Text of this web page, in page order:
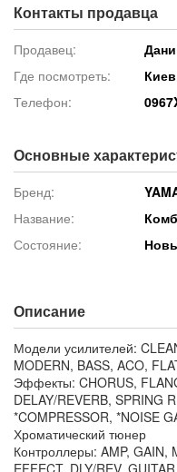
Контакты продавца
Продавец:
Где посмотреть:
Киев
Телефон:
096
Основные
Бренд:
Название:
Состояние:
Описание
Модели усилителей:
MODERN, BASS, ACO,
Эффекты: CHORUS,
DELAY/REVERB, SPRING
*COMPRESSOR, *NOISE
Хроматический тюнер
Контроллеры: AMP, GAIN,
EFFECT, DLY/REV,